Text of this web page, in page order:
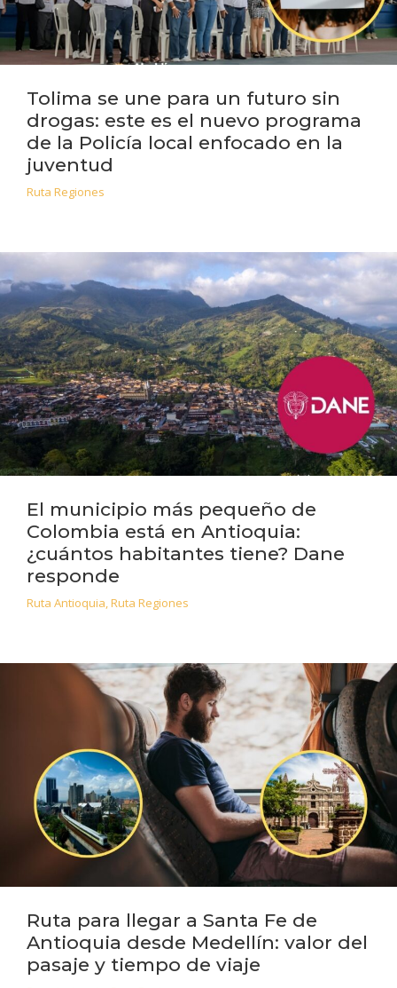
Tolima se une para un futuro sin
drogas: este es el nuevo programa
de la Policía local enfocado en la
juventud
Ruta Regiones
El municipio más pequeño de
Colombia está en Antioquia:
¿cuántos habitantes tiene? Dane
responde
Ruta Antioquia,Ruta Regiones
Ruta para llegar a Santa Fe de
Antioquia desde Medellín: valor del
pasaje y tiempo de viaje